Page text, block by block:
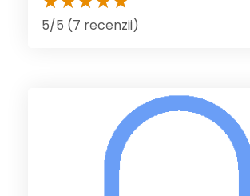
5/5 (7 recenzii)